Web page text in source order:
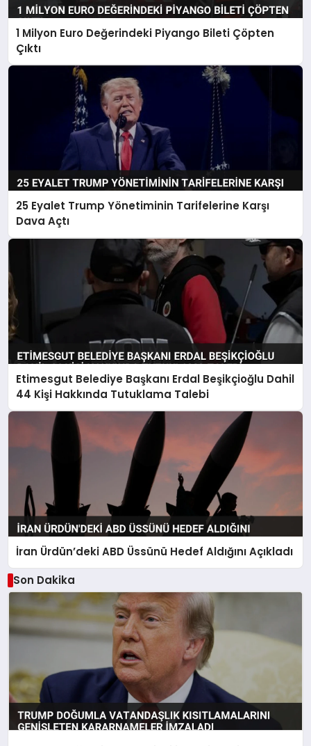
1 Milyon Euro Değerindeki Piyango Bileti Çöpten
Çıktı
25 Eyalet Trump Yönetiminin Tarifelerine Karşı
Dava Açtı
Etimesgut Belediye Başkanı Erdal Beşikçioğlu Dahil
44 Kişi Hakkında Tutuklama Talebi
İran Ürdün’deki ABD Üssünü Hedef Aldığını Açıkladı
Son Dakika